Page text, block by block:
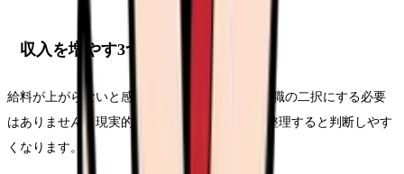
収入を増やす3つの選択肢
給料が上がらないと感じた時、すぐに副業か転職の二択にする必要
はありません。現実的には、次の3つを順番に整理すると判断しやす
くなります。